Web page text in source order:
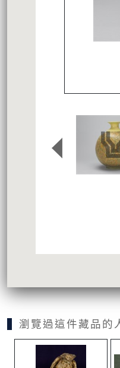
瀏覽過這件藏品的